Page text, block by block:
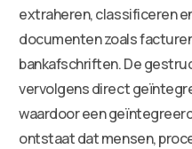
extraheren, classificeren
documenten zoals
bankafschriften. De
vervolgens direct
waardoor een
ontstaat dat mensen,